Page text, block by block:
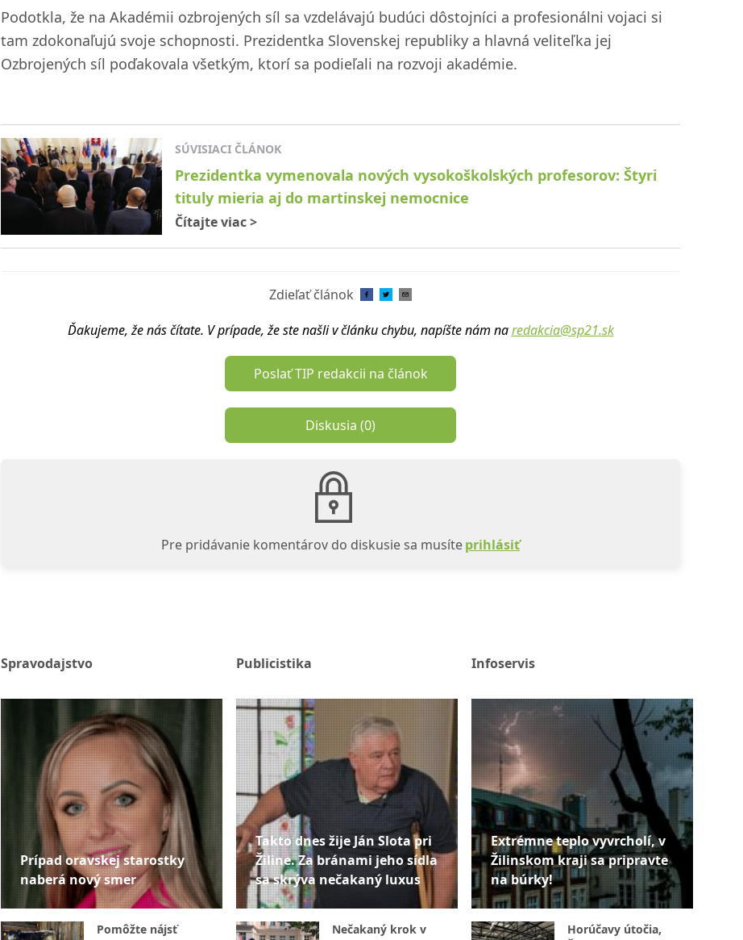
Podotkla, že na Akadémii ozbrojených síl sa vzdelávajú budúci dôstojníci a profesionálni vojaci si
tam zdokonaľujú svoje schopnosti. Prezidentka Slovenskej republiky a hlavná veliteľka jej
Ozbrojených síl poďakovala všetkým, ktorí sa podieľali na rozvoji akadémie.
SÚVISIACI ČLÁNOK
Prezidentka vymenovala nových vysokoškolských profesorov: Štyri
tituly mieria aj do martinskej nemocnice
Čítajte viac>
Zdieľať článok
Ďakujeme, že nás čítate. V prípade, že ste našli v článku chybu, napíšte nám na redakcia@sp21.sk
Poslať TIP redakcii na článok
Diskusia (0)
Pre pridávanie komentárov do diskusie sa musíteprihlásiť
Spravodajstvo
Prípad oravskej starostky
naberá nový smer
Pomôžte nájsť
Publicistika
Takto dnes žije Ján Slota pri
Žiline. Za bránami jeho sídla
sa skrýva nečakaný luxus
Nečakaný krok v
Infoservis
Extrémne teplo vyvrcholí, v
Žilinskom kraji sa pripravte
na búrky!
Horúčavy útočia,